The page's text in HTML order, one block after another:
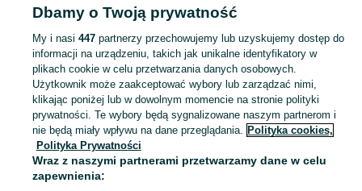
siewnik żwir siewnik poznaniak grys bazaltowy czarny
siewnik zbożowy
Skorzystaj z największego serwisu ogłoszeniowego - Parma i okolice! Kupuj to, czego pragniesz i sprzedawaj to, czego już nie potrzebujesz! Zobacz
Mapa kategorii
Mapa miejscowości
Dbamy o Twoją prywatność
My i nasi 447partnerzy przechowujemy lub uzyskujemy dostęp do
informacji na urządzeniu, takich jak unikalne identyfikatory w
plikach cookie w celu przetwarzania danych osobowych.
Użytkownik może zaakceptować wybory lub zarządzać nimi,
klikając poniżej lub w dowolnym momencie na stronie polityki
prywatności. Te wybory będą sygnalizowane naszym partnerom i
nie będą miały wpływu na dane przeglądania. Polityka cookies,
Polityka Prywatności
Wraz z naszymi partnerami przetwarzamy dane w celu
zapewnienia: